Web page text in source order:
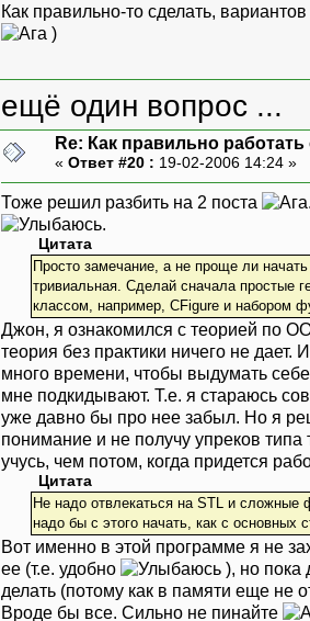
Как правильно-то сделать,
)
ещё один вопрос ...
Re: Как правильно
« Ответ #20 : 19-02-2006 14:24 »
Тоже решил разбить на 2 поста
.
Цитата
Просто замечание, а не проще ли
тривиальная. Сделай сначала простые
классом, например, CFigure и набором
Джон, я ознакомился с теорией по
теория без практики ничего не
много времени, чтобы выдумать
мне подкидывают. Т.е. я стараюсь
уже давно бы про нее забыл. Но я
понимание и не получу упреков
учусь, чем потом, когда придется
Цитата
Не надо отвлекаться на STL и
надо бы с этого начать, как с основных
Вот именно в этой программе я не
ее (т.е. удобно
), но пока
делать (потому как в памяти еще не
Вроде бы все. Сильно не пинайте